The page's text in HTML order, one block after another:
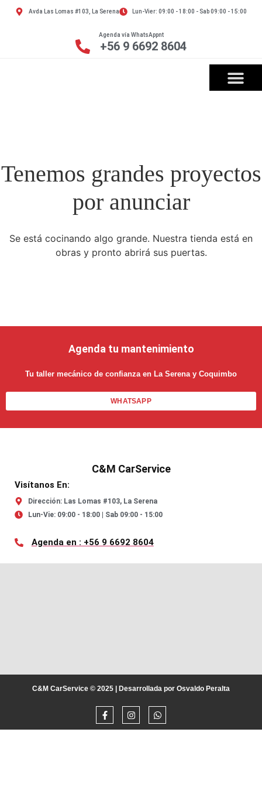
Avda Las Lomas #103, La Serena Lun-Vier: 09:00 - 18:00 - Sab 09:00 - 15:00
Agenda vía WhatsAppnt
+56 9 6692 8604
Tenemos grandes proyectos
por anunciar
Se está cocinando algo grande. Nuestra tienda está en
obras y pronto abrirá sus puertas.
Agenda tu mantenimiento
Tu taller mecánico de confianza en La Serena y Coquimbo
WHATSAPP
C&M CarService
Visítanos En:
Dirección: Las Lomas #103, La Serena
Lun-Vie: 09:00 - 18:00 | Sab 09:00 - 15:00
Agenda en : +56 9 6692 8604
C&M CarService © 2025 | Desarrollada por Osvaldo Peralta